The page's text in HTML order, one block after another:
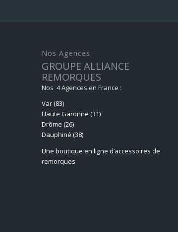
Nos Agences
GROUPE ALLIANCE
REMORQUES
Nos 4 Agences en France :
Var (83)
Haute Garonne (31)
Drôme (26)
Dauphiné (38)
Une boutique en ligne d’accessoires de
remorques